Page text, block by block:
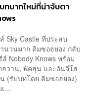
บาทใหม่ที่น่าจับตา
Sky Castle ที่ประสบ
นวนมาก คิมซอฮยอง กลับ
Nobody Knows พร้อม
ฮวาน, พัคฮุน และอันจีโฮ
น (รับบทโดย คิมซอฮยอง)
...